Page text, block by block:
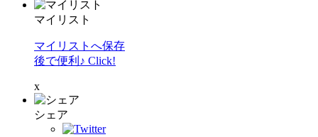
マイリスト
マイリストへ保存
後で便利♪ Click!
x
シェア